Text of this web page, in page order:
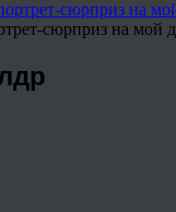
сюрприз на мой